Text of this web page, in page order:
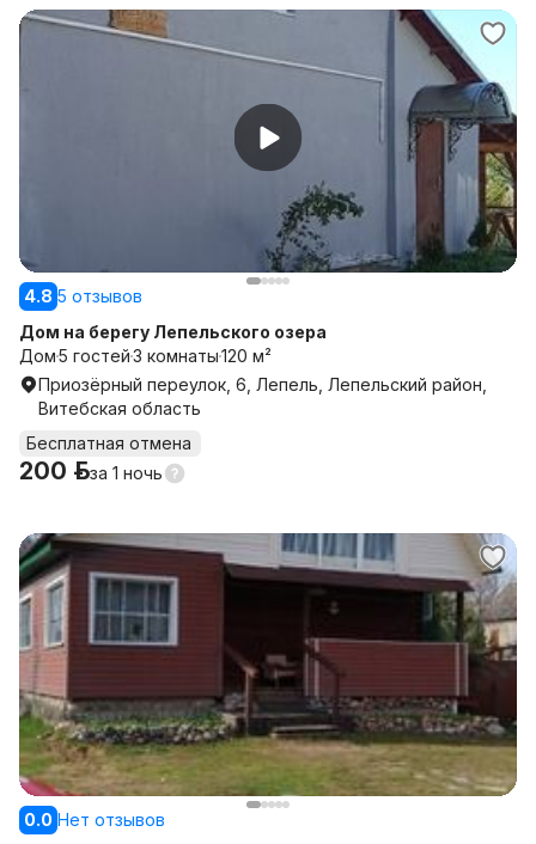
4.8 5 отзывов
Дом на берегу Лепельского озера
Дом5 гостей3 комнаты120 м²
Приозёрный переулок, 6, Лепель, Лепельский район,
Витебская область
Бесплатная отмена
200 р.за 1 ночь
0.0 Нет отзывов